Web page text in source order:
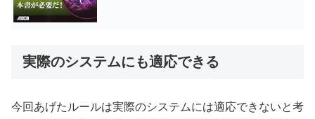
実際のシステムにも適応できる
今回あげたルールは実際のシステムには適応できないと考